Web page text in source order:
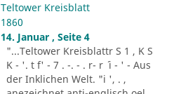
Teltower Kreisblatt
1860
14. Januar , Seite 4
"...Teltower Kreisblattr S 1 , K S
K - '. t f' - 7 . -. - . r- r ´ i - ' - Aus
der Inklichen Welt. "i ', . ,